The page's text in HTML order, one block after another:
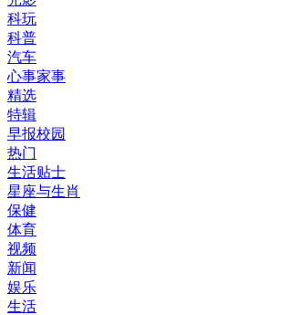
科玩
科普
汽车
心事家事
精选
特辑
早报校园
热门
生活贴士
星座与生肖
保健
体育
视频
新闻
娱乐
生活